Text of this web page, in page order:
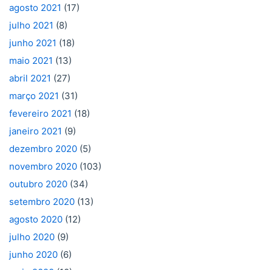
agosto 2021 (17)
julho 2021 (8)
junho 2021 (18)
maio 2021 (13)
abril 2021 (27)
março 2021 (31)
fevereiro 2021 (18)
janeiro 2021 (9)
dezembro 2020 (5)
novembro 2020 (103)
outubro 2020 (34)
setembro 2020 (13)
agosto 2020 (12)
julho 2020 (9)
junho 2020 (6)